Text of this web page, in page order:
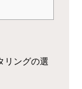
リングの選